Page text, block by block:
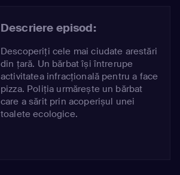
Descriere episod:
Descoperiți cele mai ciudate arestări
din țară. Un bărbat își întrerupe
activitatea infracțională pentru a face
pizza. Poliția urmărește un bărbat
care a sărit prin acoperișul unei
toalete ecologice.